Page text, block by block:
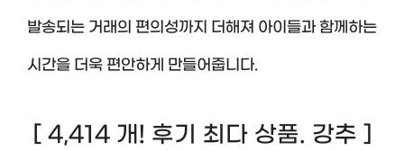
발송되는 거래의 편의성까지 더해져 아이들과 함께하는
시간을 더욱 편안하게 만들어줍니다.
[ 4,414 개! 후기 최다 상품. 강추 ]